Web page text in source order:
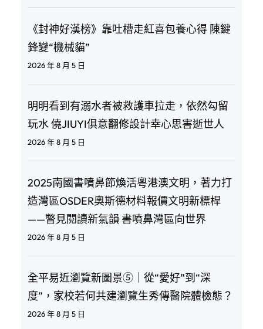
《封神好漢榜》靠吐槽走紅喜包養心得 陳鍵
鋒變“機械貓”
2026 年 8 月 5 日
明明看到有溺水者被救護車拉走，依然勾留
玩水 僥JIUYI俱意翻修設計幸心思害逝世人
2026 年 8 月 5 日
2025南國書噴鼻節煥活粵港澳文明，著力打
造灣區OSDER奧斯德材料報價文明新標桿
——瞥見閱讀新氣韻 書噴鼻灣區向世界
2026 年 8 月 5 日
全平易近瀏覽新圖景⑤｜從“愛好”到“深
度”，家校若何共建瀏覽生秀傳醫院體檢態？
2026 年 8 月 5 日